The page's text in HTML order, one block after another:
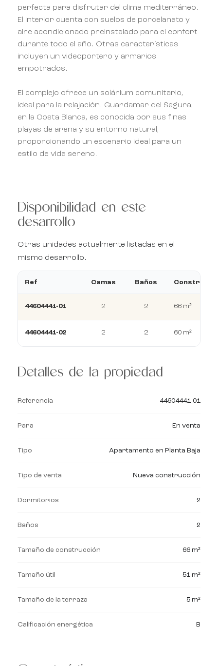
perfecta para disfrutar del clima mediterráneo.
El interior cuenta con suelos de porcelanato y
aire acondicionado preinstalado para el confort
durante todo el año. Otras características
incluyen un videoportero y armarios
empotrados.
El complejo ofrece un solárium comunitario,
ideal para la relajación. Guardamar del Segura,
en la Costa Blanca, es conocida por sus finas
playas de arena y su entorno natural,
proporcionando un escenario ideal para un
estilo de vida sereno.
Disponibilidad en este
desarrollo
Otras unidades actualmente listadas en el
mismo desarrollo.
Ref Camas Baños
44604441-01 2 2 66 m²
44604441-02 2 2 60 m²
Detalles de la propiedad
Referencia 44604441-01
Para En venta
Tipo Apartamento en Planta Baja
Tipo de venta Nueva construcción
Dormitorios 2
Baños 2
Tamaño de construcción 66 m²
Tamaño útil 51 m²
Tamaño de la terraza 5 m²
Calificación energética B